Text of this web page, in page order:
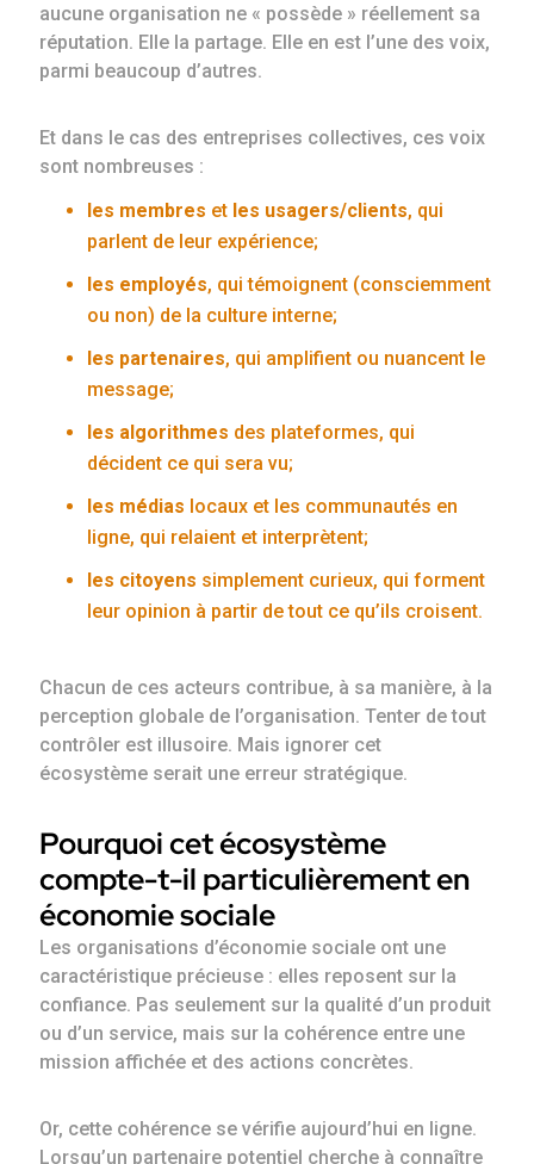
aucune organisation ne « possède » réellement sa
réputation. Elle la partage. Elle en est l’une des voix,
parmi beaucoup d’autres.
Et dans le cas des entreprises collectives, ces voix
sont nombreuses :
les membres et les usagers/clients, qui
parlent de leur expérience;
les employés, qui témoignent (consciemment
ou non) de la culture interne;
les partenaires, qui amplifient ou nuancent le
message;
les algorithmes des plateformes, qui
décident ce qui sera vu;
les médias locaux et les communautés en
ligne, qui relaient et interprètent;
les citoyens simplement curieux, qui forment
leur opinion à partir de tout ce qu’ils croisent.
Chacun de ces acteurs contribue, à sa manière, à la
perception globale de l’organisation. Tenter de tout
contrôler est illusoire. Mais ignorer cet
écosystème serait une erreur stratégique.
Pourquoi cet écosystème
compte-t-il particulièrement en
économie sociale
Les organisations d’économie sociale ont une
caractéristique précieuse : elles reposent sur la
confiance. Pas seulement sur la qualité d’un produit
ou d’un service, mais sur la cohérence entre une
mission affichée et des actions concrètes.
Or, cette cohérence se vérifie aujourd’hui en ligne.
Lorsqu’un partenaire potentiel cherche à connaître